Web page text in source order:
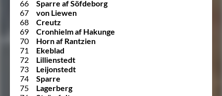
66
Sparre af Söfdeborg
67
von Liewen
68
Creutz
69
Cronhielm af Hakunge
70
Horn af Rantzien
71
Ekeblad
72
Lillienstedt
73
Leijonstedt
74
Sparre
75
Lagerberg